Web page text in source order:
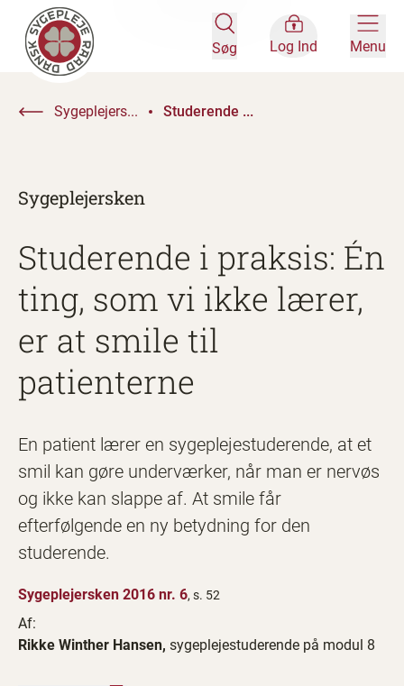
Søg Log Ind Menu
Sygeplejers... Studerende ...
Sygeplejersken
Studerende i praksis: Én
ting, som vi ikke lærer,
er at smile til
patienterne
En patient lærer en sygeplejestuderende, at et
smil kan gøre underværker, når man er nervøs
og ikke kan slappe af. At smile får
efterfølgende en ny betydning for den
studerende.
Sygeplejersken 2016 nr. 6, s. 52
Af:
Rikke Winther Hansen, sygeplejestuderende på modul 8